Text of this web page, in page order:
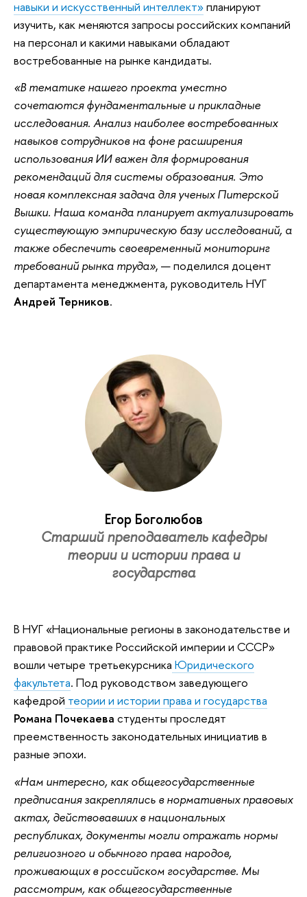
навыки и искусственный интеллект»планируют
изучить, как меняются запросы российских компаний
на персонал и какими навыками обладают
востребованные на рынке кандидаты.
«В тематике нашего проекта уместно
сочетаются фундаментальные и прикладные
исследования. Анализ наиболее востребованных
навыков сотрудников на фоне расширения
использования ИИ важен для формирования
рекомендаций для системы образования. Это
новая комплексная задача для ученых Питерской
Вышки. Наша команда планирует актуализировать
существующую эмпирическую базу исследований, а
также обеспечить своевременный мониторинг
требований рынка труда», — поделился доцент
департамента менеджмента, руководитель НУГ
Андрей Терников.
Егор Боголюбов
Старший преподаватель кафедры
теории и истории права и
государства
В НУГ «Национальные регионы в законодательстве и
правовой практике Российской империи и СССР»
вошли четыре третьекурсника Юридического
факультета. Под руководством заведующего
кафедрой теории и истории права и государства
Романа Почекаева студенты проследят
преемственность законодательных инициатив в
разные эпохи.
«Нам интересно, как общегосударственные
предписания закреплялись в нормативных правовых
актах, действовавших в национальных
республиках, документы могли отражать нормы
религиозного и обычного права народов,
проживающих в российском государстве. Мы
рассмотрим, как общегосударственные